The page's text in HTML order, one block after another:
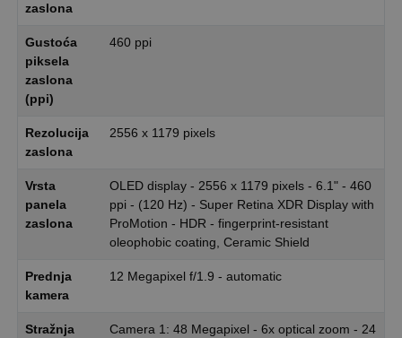
zaslona
Gustoća
piksela
zaslona
(ppi)
460 ppi
Rezolucija
zaslona
2556 x 1179 pixels
Vrsta
panela
zaslona
OLED display - 2556 x 1179 pixels - 6.1" - 460
ppi - (120 Hz) - Super Retina XDR Display with
ProMotion - HDR - fingerprint-resistant
oleophobic coating, Ceramic Shield
Prednja
kamera
12 Megapixel f/1.9 - automatic
Stražnja
Camera 1: 48 Megapixel - 6x optical zoom - 24